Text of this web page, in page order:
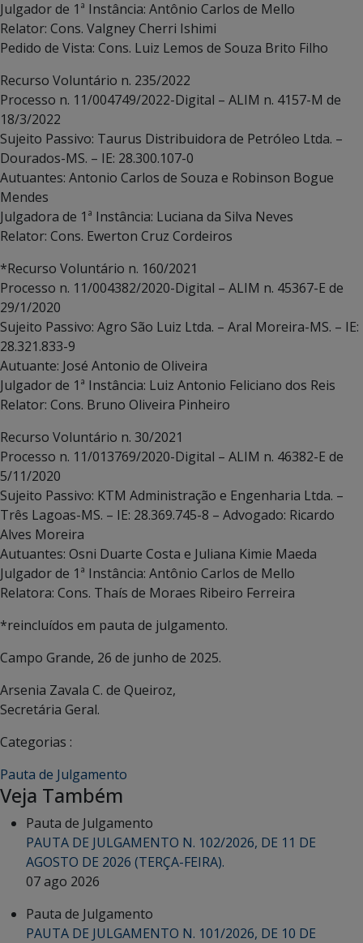
Julgador de 1ª Instância: Antônio Carlos de Mello
Relator: Cons. Valgney Cherri Ishimi
Pedido de Vista: Cons. Luiz Lemos de Souza Brito Filho
Recurso Voluntário n. 235/2022
Processo n. 11/004749/2022-Digital – ALIM n. 4157-M de
18/3/2022
Sujeito Passivo: Taurus Distribuidora de Petróleo Ltda. –
Dourados-MS. – IE: 28.300.107-0
Autuantes: Antonio Carlos de Souza e Robinson Bogue
Mendes
Julgadora de 1ª Instância: Luciana da Silva Neves
Relator: Cons. Ewerton Cruz Cordeiros
*Recurso Voluntário n. 160/2021
Processo n. 11/004382/2020-Digital – ALIM n. 45367-E de
29/1/2020
Sujeito Passivo: Agro São Luiz Ltda. – Aral Moreira-MS. – IE:
28.321.833-9
Autuante: José Antonio de Oliveira
Julgador de 1ª Instância: Luiz Antonio Feliciano dos Reis
Relator: Cons. Bruno Oliveira Pinheiro
Recurso Voluntário n. 30/2021
Processo n. 11/013769/2020-Digital – ALIM n. 46382-E de
5/11/2020
Sujeito Passivo: KTM Administração e Engenharia Ltda. –
Três Lagoas-MS. – IE: 28.369.745-8 – Advogado: Ricardo
Alves Moreira
Autuantes: Osni Duarte Costa e Juliana Kimie Maeda
Julgador de 1ª Instância: Antônio Carlos de Mello
Relatora: Cons. Thaís de Moraes Ribeiro Ferreira
*reincluídos em pauta de julgamento.
Campo Grande, 26 de junho de 2025.
Arsenia Zavala C. de Queiroz,
Secretária Geral.
Categorias :
Pauta de Julgamento
Veja Também
Pauta de Julgamento
PAUTA DE JULGAMENTO N. 102/2026, DE 11 DE
AGOSTO DE 2026 (TERÇA-FEIRA).
07 ago 2026
Pauta de Julgamento
PAUTA DE JULGAMENTO N. 101/2026, DE 10 DE